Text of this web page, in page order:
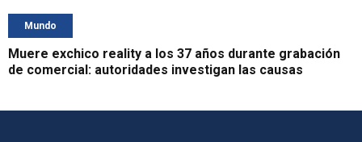
Mundo
Muere exchico reality a los 37 años durante grabación
de comercial: autoridades investigan las causas